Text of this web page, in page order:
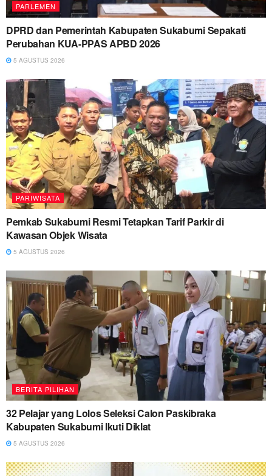
PARLEMEN
DPRD dan Pemerintah Kabupaten Sukabumi Sepakati
Perubahan KUA-PPAS APBD 2026
5 AGUSTUS 2026
PARIWISATA
Pemkab Sukabumi Resmi Tetapkan Tarif Parkir di
Kawasan Objek Wisata
5 AGUSTUS 2026
BERITA PILIHAN
32 Pelajar yang Lolos Seleksi Calon Paskibraka
Kabupaten Sukabumi Ikuti Diklat
5 AGUSTUS 2026